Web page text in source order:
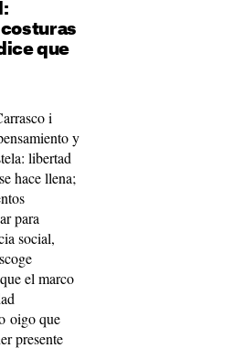
que
i
y
libertad
hace llena;
para
social,
el marco
oigo que
presente